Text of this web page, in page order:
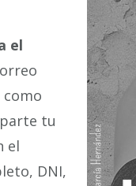
el
tu
el
DNI,